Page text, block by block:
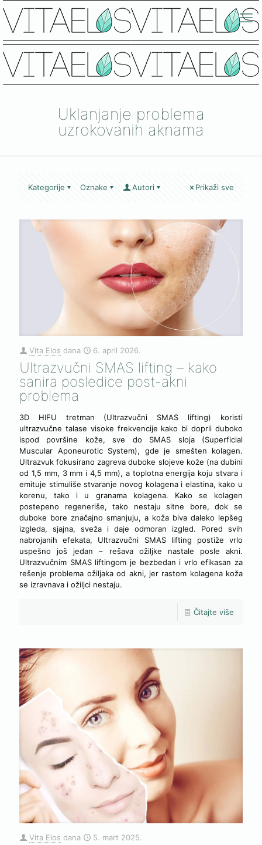
Uklanjanje problema
uzrokovanih aknama
Kategorije Oznake Autori Prikaži sve
Vita Elos dana 6. april 2026.
Ultrazvučni SMAS lifting – kako
sanira posledice post-akni
problema
3D HIFU tretman (Ultrazvučni SMAS lifting) koristi
ultrazvučne talase visoke frekvencije kako bi doprli duboko
ispod površine kože, sve do SMAS sloja (Superficial
Muscular Aponeurotic System), gde je smešten kolagen.
Ultrazvuk fokusirano zagreva duboke slojeve kože (na dubini
od 1,5 mm, 3 mm i 4,5 mm), a toplotna energija koju stvara i
emituje stimuliše stvaranje novog kolagena i elastina, kako u
korenu, tako i u granama kolagena. Kako se kolagen
postepeno regeneriše, tako nestaju sitne bore, dok se
duboke bore značajno smanjuju, a koža biva daleko lepšeg
izgleda, sjajna, sveža i daje odmoran izgled. Pored svih
nabrojanih efekata, Ultrazvučni SMAS lifting postiže vrlo
uspešno još jedan – rešava ožiljke nastale posle akni.
Ultrazvučnim SMAS liftingom je bezbedan i vrlo efikasan za
rešenje problema ožiljaka od akni, jer rastom kolagena koža
se izravnava i ožiljci nestaju.
Čitajte više
Vita Elos dana 5. mart 2025.